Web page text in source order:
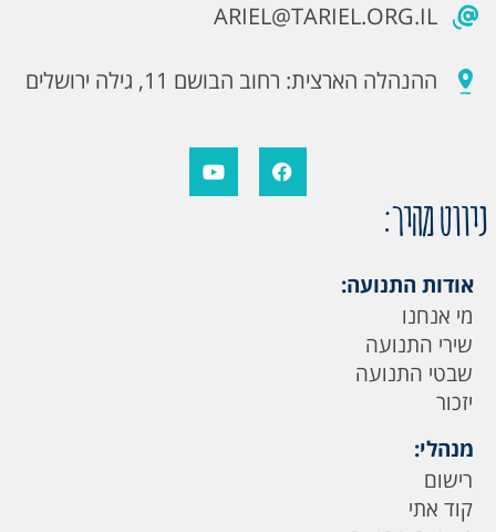
ARIEL@TARIEL.ORG.IL
ההנהלה הארצית: רחוב הבושם 11, גילה ירושלים
ניווט מהיר:
אודות התנועה:
מי אנחנו
שירי התנועה
שבטי התנועה
יזכור
מנהלי:
רישום
קוד אתי